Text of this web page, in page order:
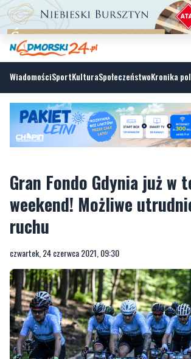
WiadomościSportKulturaSpołeczeństwoKronika
Gran Fondo Gdynia już w
ruchu
czwartek, 24 czerwca 2021, 09:30